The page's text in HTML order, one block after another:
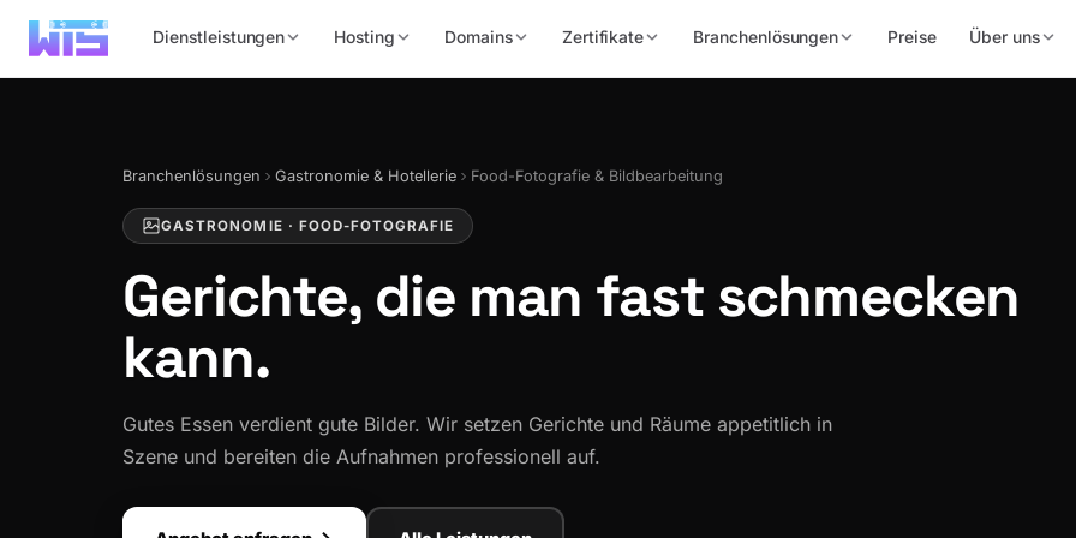
Dienstleistungen Hosting Domains Zertifikate Branchenlösungen Preise Über uns
Branchenlösungen Gastronomie & Hotellerie Food-Fotografie & Bildbearbeitung
GASTRONOMIE · FOOD-FOTOGRAFIE
Gerichte, die man fast schmecken
kann.
Gutes Essen verdient gute Bilder. Wir setzen Gerichte und Räume appetitlich in
Szene und bereiten die Aufnahmen professionell auf.